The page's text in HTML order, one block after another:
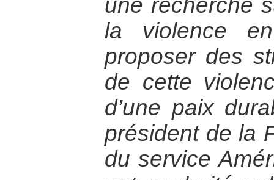
une recherche
la violence
proposer des
de cette
d’une paix
président de la
du service